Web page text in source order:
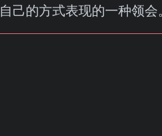
己的方式表现的一种领会